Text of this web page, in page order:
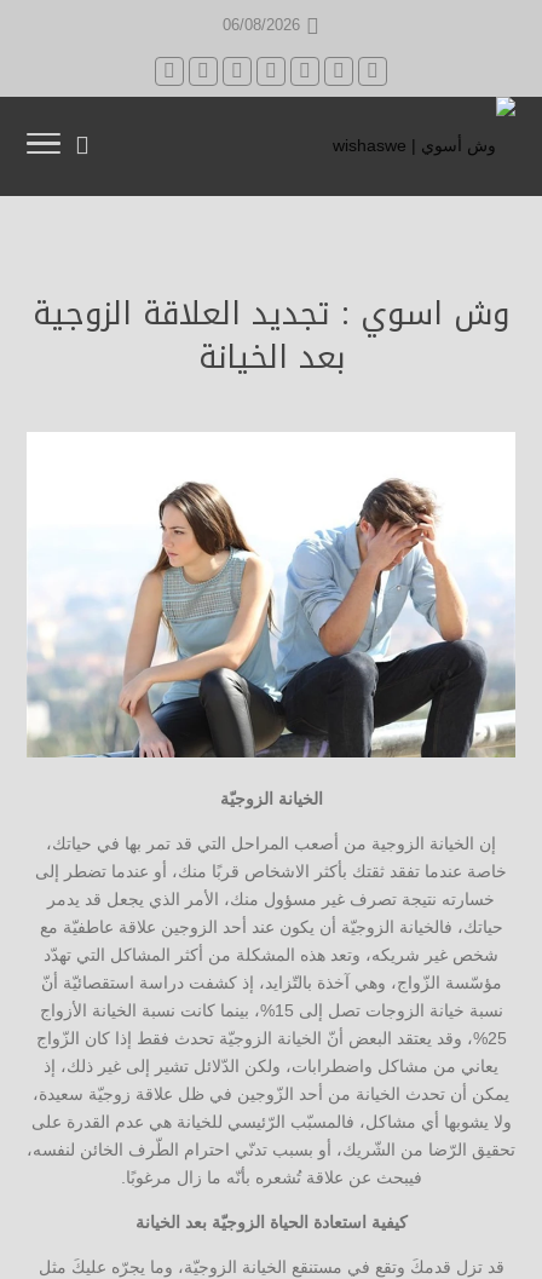
06/08/2026
وش اسوي : تجديد العلاقة الزوجية
بعد الخيانة
الخيانة الزوجيّة
إن الخيانة الزوجية من أصعب المراحل التي قد تمر بها في حياتك،
خاصة عندما تفقد ثقتك بأكثر الاشخاص قربًا منك، أو عندما تضطر إلى
خسارته نتيجة تصرف غير مسؤول منك، الأمر الذي يجعل قد يدمر
حياتك، فالخيانة الزوجيّة أن يكون عند أحد الزوجين علاقة عاطفيّة مع
شخص غير شريكه، وتعد هذه المشكلة من أكثر المشاكل التي تهدّد
مؤسّسة الزّواج، وهي آخذة بالتّزايد، إذ كشفت دراسة استقصائيّة أنّ
نسبة خيانة الزوجات تصل إلى 15%، بينما كانت نسبة الخيانة الأزواج
25%، وقد يعتقد البعض أنّ الخيانة الزوجيّة تحدث فقط إذا كان الزّواج
يعاني من مشاكل واضطرابات، ولكن الدّلائل تشير إلى غير ذلك، إذ
يمكن أن تحدث الخيانة من أحد الزّوجين في ظل علاقة زوجيّة سعيدة،
ولا يشوبها أي مشاكل، فالمسبّب الرّئيسي للخيانة هي عدم القدرة على
تحقيق الرّضا من الشّريك، أو بسبب تدنّي احترام الطّرف الخائن لنفسه،
فيبحث عن علاقة تُشعره بأنّه ما زال مرغوبًا.
كيفية استعادة الحياة الزوجيّة بعد الخيانة
قد تزل قدمكَ وتقع في مستنقع الخيانة الزوجيّة، وما يجرّه عليكَ مثل